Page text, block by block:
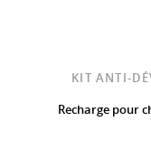
KIT ANTI-
Recharge pour